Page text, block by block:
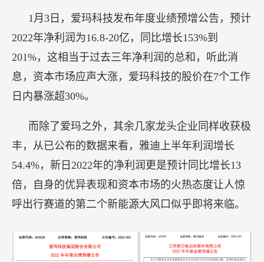
1月3日，爱玛科技发布年度业绩预增公告，预计
2022年净利润为16.8-20亿，同比增长153%到
201%，这相当于过去三年净利润的总和，听此消
息，资本市场应声大涨，爱玛科技的股价在7个工作
日内暴涨超30%。
而除了爱玛之外，其余几家龙头企业同样收获极
丰，从已公布的数据来看，雅迪上半年利润增长
54.4%，新日2022年的净利润更是预计同比增长13
倍，自身的优异表现和资本市场的火热态度让人惊
呼出行赛道的第二个新能源大风口似乎即将来临。